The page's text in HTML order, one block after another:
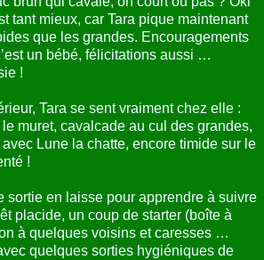
tant mieux, car Tara pique maintenant
que les grandes. Encouragements
un bébé, félicitations aussi …
!
Tara se sent vraiment chez elle :
muret, cavalcade au cul des grandes,
Lune la chatte, encore timide sur le
!
sortie en laisse pour apprendre à suivre
placide, un coup de starter (boîte à
à quelques voisins et caresses …
quelques sorties hygiéniques de